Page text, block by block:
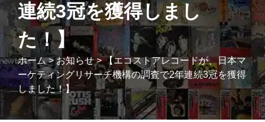
連続3冠を獲得しまし
た！】
ホーム>お知らせ>【エコストアレコードが、日本マ
ーケティングリサーチ機構の調査で2年連続3冠を獲得
しました！】